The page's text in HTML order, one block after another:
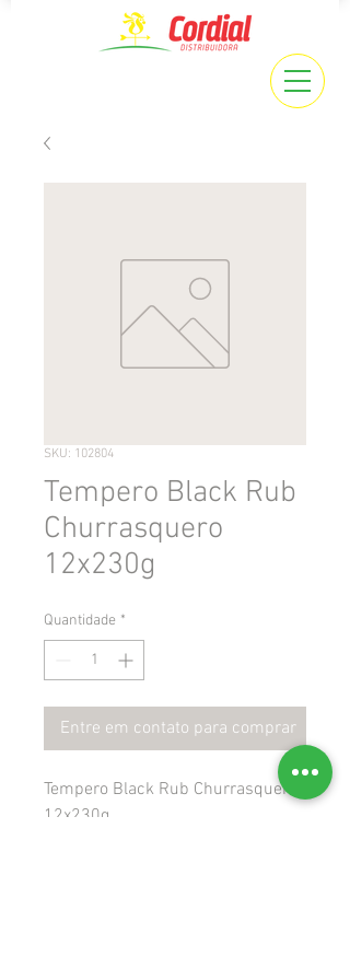
SKU: 102804
Tempero Black Rub
Churrasquero
12x230g
Quantidade *
Entre em contato para comprar
Tempero Black Rub Churrasquero
12x230g